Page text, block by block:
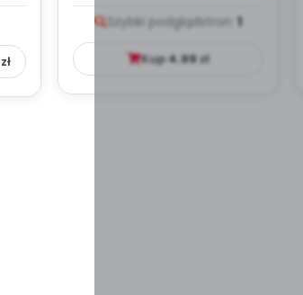
zł
Szybki podglądstron: 1
Kup4.99zł